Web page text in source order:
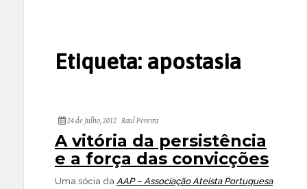
Etiqueta: apostasia
24 de Julho, 2012 Raul Pereira
A vitória da persistência
e a força das convicções
Uma sócia da AAP – Associação Ateísta Portuguesa